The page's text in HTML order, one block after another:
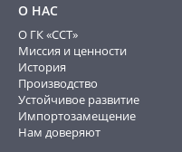
О НАС
О ГК «ССТ»
Миссия и ценности
История
Производство
Устойчивое развитие
Импортозамещение
Нам доверяют